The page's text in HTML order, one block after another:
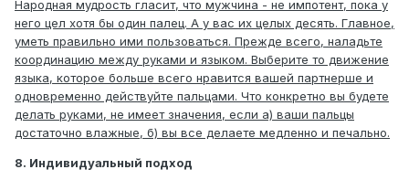
Народная мудрость гласит, что мужчина - не импотент, пока у
него цел хотя бы один палец. А у вас их целых десять. Главное,
уметь правильно ими пользоваться. Прежде всего, наладьте
координацию между руками и языком. Выберите то движение
языка, которое больше всего нравится вашей партнерше и
одновременно действуйте пальцами. Что конкретно вы будете
делать руками, не имеет значения, если а) ваши пальцы
достаточно влажные, б) вы все делаете медленно и печально.
8. Индивидуальный подход